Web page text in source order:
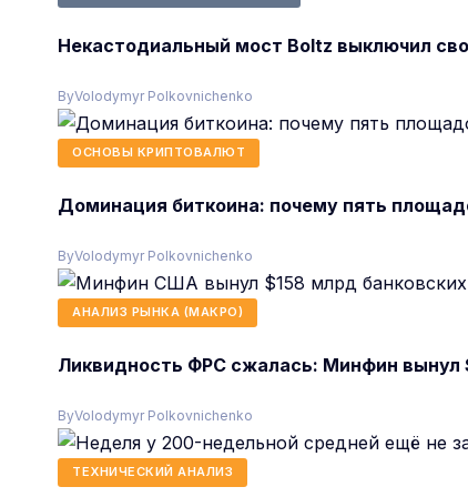
Некастодиальный мост Boltz выключил
ByVolodymyr Polkovnichenko
ОСНОВЫ КРИПТОВАЛЮТ
Доминация биткоина: почему пять
ByVolodymyr Polkovnichenko
АНАЛИЗ РЫНКА (МАКРО)
Ликвидность ФРС сжалась: Минфин вынул
ByVolodymyr Polkovnichenko
ТЕХНИЧЕСКИЙ АНАЛИЗ